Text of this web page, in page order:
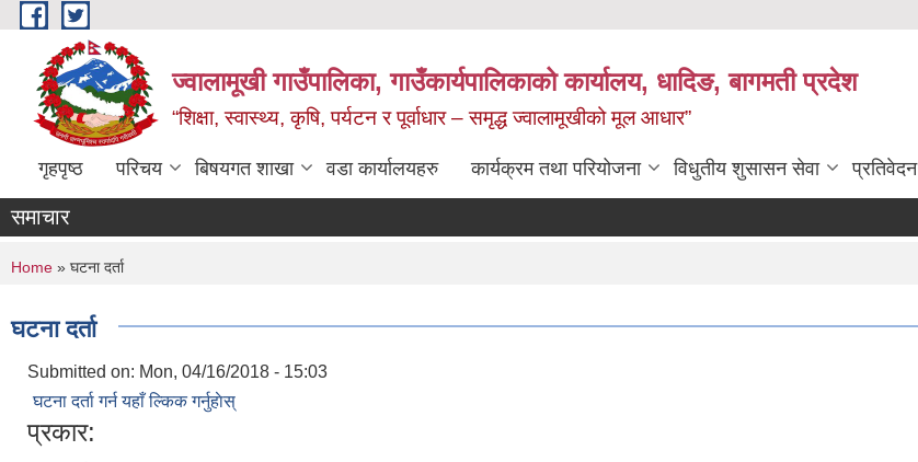
Skip to main content
ज्वालामूखी गाउँपालिका, गाउँकार्यपालिकाको कार्यालय, धादिङ, बागमती प्रदेश
“शिक्षा, स्वास्थ्य, कृषि, पर्यटन र पूर्वाधार – समृद्ध ज्वालामूखीको मूल आधार”
गृहपृष्ठ परिचय बिषयगत शाखा वडा कार्यालयहरु कार्यक्रम तथा परियोजना विधुतीय शुसासन सेवा प्रतिवेदन
समाचार
You are here
Home » घटना दर्ता
घटना दर्ता
Submitted on: Mon, 04/16/2018 - 15:03
घटना दर्ता गर्न यहाँ ल्किक गर्नुहाेस्
प्रकार: